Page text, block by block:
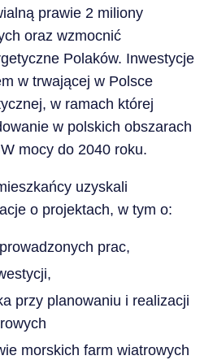
prawie 2 miliony
oraz wzmocnić
Polaków. Inwestycje
w trwającej w Polsce
w ramach której
w polskich obszarach
mocy do 2040 roku.
uzyskali
o projektach, w tym o:
prac,
przy planowaniu ​i realizacji
morskich farm wiatrowych